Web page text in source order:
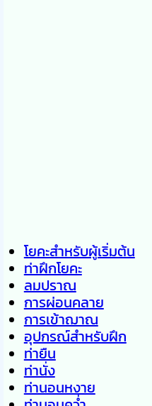
โยคะสำหรับผู้เริ่มต้น
ท่าฝึกโยคะ
ลมปราณ
การผ่อนคลาย
การเข้าฌาณ
อุปกรณ์สำหรับฝึก
ท่ายืน
ท่านั่ง
ท่านอนหงาย